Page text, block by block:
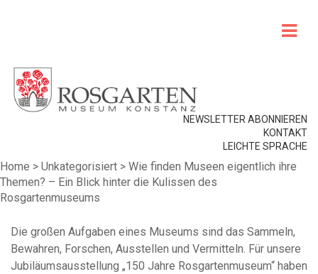
NEWSLETTER ABONNIEREN
KONTAKT
LEICHTE SPRACHE
Home > Unkategorisiert > Wie finden Museen eigentlich ihre
Themen? – Ein Blick hinter die Kulissen des
Rosgartenmuseums
Die großen Aufgaben eines Museums sind das Sammeln,
Bewahren, Forschen, Ausstellen und Vermitteln. Für unsere
Jubiläumsausstellung „150 Jahre Rosgartenmuseum“ haben